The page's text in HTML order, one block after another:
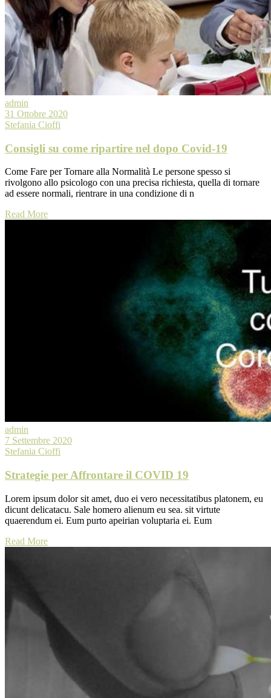
admin
31 Ottobre 2020
Stefania Cioffi
Consigli su come ripartire nel dopo Covid-19
Come Fare per Tornare alla Normalità Le persone spesso si
rivolgono allo psicologo con una precisa richiesta, quella di tornare
ad essere normali, rientrare in una condizione di n
Read More
admin
7 Settembre 2020
Stefania Cioffi
Strategie per Affrontare il COVID 19
Lorem ipsum dolor sit amet, duo ei vero necessitatibus platonem, eu
dicunt delicatacu. Sale homero alienum eu sea. sit virtute
quaerendum ei. Eum purto apeirian voluptaria ei. Eum
Read More